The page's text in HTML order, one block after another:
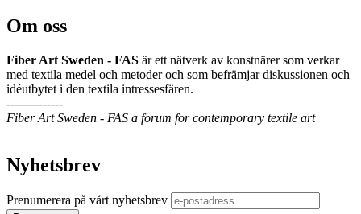
Om oss
Fiber Art Sweden - FAS är ett nätverk av konstnärer som verkar
med textila medel och metoder och som befrämjar diskussionen och
idéutbytet i den textila intressesfären.
--------------
Fiber Art Sweden - FAS a forum for contemporary textile art
Nyhetsbrev
Prenumerera på vårt nyhetsbrev